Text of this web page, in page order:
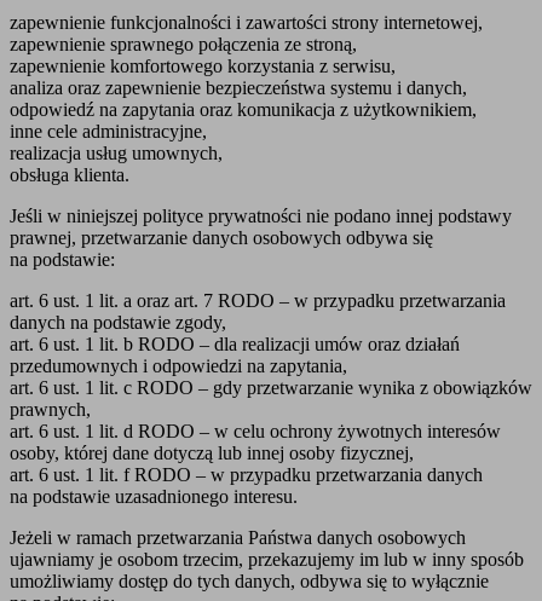
zapewnienie funkcjonalności i zawartości strony internetowej,
zapewnienie sprawnego połączenia ze stroną,
zapewnienie komfortowego korzystania z serwisu,
analiza oraz zapewnienie bezpieczeństwa systemu i danych,
odpowiedź na zapytania oraz komunikacja z użytkownikiem,
inne cele administracyjne,
realizacja usług umownych,
obsługa klienta.
Jeśli w niniejszej polityce prywatności nie podano innej podstawy
prawnej, przetwarzanie danych osobowych odbywa się
na podstawie:
art. 6 ust. 1 lit. a oraz art. 7 RODO – w przypadku przetwarzania
danych na podstawie zgody,
art. 6 ust. 1 lit. b RODO – dla realizacji umów oraz działań
przedumownych i odpowiedzi na zapytania,
art. 6 ust. 1 lit. c RODO – gdy przetwarzanie wynika z obowiązków
prawnych,
art. 6 ust. 1 lit. d RODO – w celu ochrony żywotnych interesów
osoby, której dane dotyczą lub innej osoby fizycznej,
art. 6 ust. 1 lit. f RODO – w przypadku przetwarzania danych
na podstawie uzasadnionego interesu.
Jeżeli w ramach przetwarzania Państwa danych osobowych
ujawniamy je osobom trzecim, przekazujemy im lub w inny sposób
umożliwiamy dostęp do tych danych, odbywa się to wyłącznie